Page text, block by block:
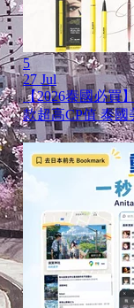
5
27 Jul
【2026泰國必買
款超高CP值 泰國